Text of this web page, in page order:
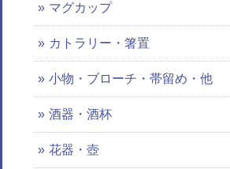
マグカップ
カトラリー・箸置
小物・ブローチ・帯留め・他
酒器・酒杯
花器・壺